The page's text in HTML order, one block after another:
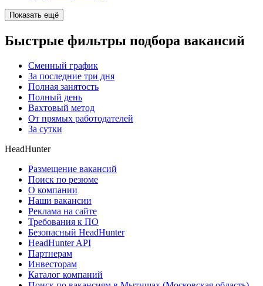
Показать ещё
Быстрые фильтры подбора вакансий
Сменный график
За последние три дня
Полная занятость
Полный день
Вахтовый метод
От прямых работодателей
За сутки
HeadHunter
Размещение вакансий
Поиск по резюме
О компании
Наши вакансии
Реклама на сайте
Требования к ПО
Безопасный HeadHunter
HeadHunter API
Партнерам
Инвесторам
Каталог компаний